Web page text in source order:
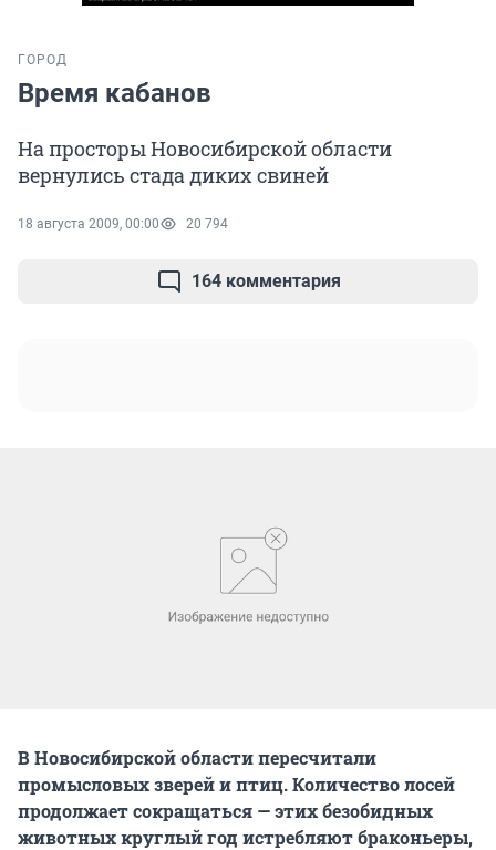
ГОРОД
Время кабанов
На просторы Новосибирской области
вернулись стада диких свиней
18 августа 2009, 00:00 20 794
164 комментария
В Новосибирской области пересчитали
промысловых зверей и птиц. Количество лосей
продолжает сокращаться — этих безобидных
животных круглый год истребляют браконьеры,